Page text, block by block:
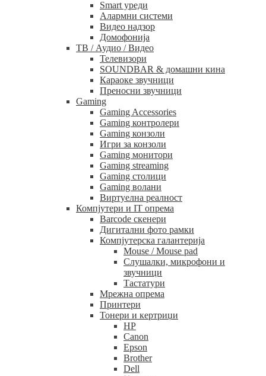
Smart уреди
Алармни системи
Видео надзор
Домофонија
ТВ / Аудио / Видео
Телевизори
SOUNDBAR & домашни кина
Караоке звучници
Преносни звучници
Gaming
Gaming Accessories
Gaming контролери
Gaming конзоли
Игри за конзоли
Gaming монитори
Gaming streaming
Gaming столици
Gaming волани
Виртуелна реалност
Компјутери и IT опрема
Barcode скенери
Дигитални фото рамки
Компјутерска галантерија
Mouse / Mouse pad
Слушалки, микрофони и
звучници
Тастатури
Мрежна опрема
Принтери
Тонери и кертриџи
HP
Canon
Epson
Brother
Dell